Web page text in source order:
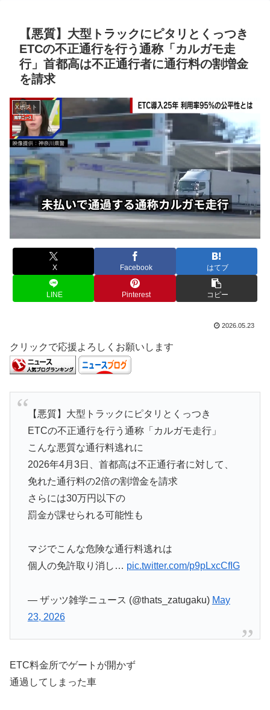
【悪質】大型トラックにピタリとくっつき
ETCの不正通行を行う通称「カルガモ走
行」首都高は不正通行者に通行料の割増金
を請求
Xポスト
X Facebook はてブ
LINE Pinterest コピー
2026.05.23
クリックで応援よろしくお願いします
【悪質】大型トラックにピタリとくっつき
ETCの不正通行を行う通称「カルガモ走行」
こんな悪質な通行料逃れに
2026年4月3日、首都高は不正通行者に対して、
免れた通行料の2倍の割増金を請求
さらには30万円以下の
罰金が課せられる可能性も
マジでこんな危険な通行料逃れは
個人の免許取り消し… pic.twitter.com/p9pLxcCfIG
— ザッツ雑学ニュース (@thats_zatugaku) May
23, 2026
ETC料金所でゲートが開かず
通過してしまった車